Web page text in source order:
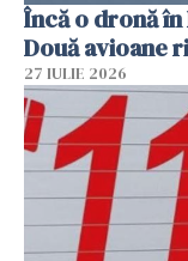
Încă o dronă în
Două avioane
27 IULIE 2026